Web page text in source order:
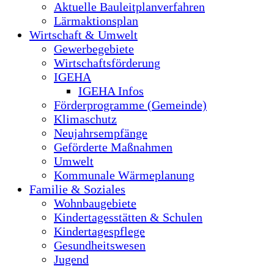
Aktuelle Bauleitplanverfahren
Lärmaktionsplan
Wirtschaft & Umwelt
Gewerbegebiete
Wirtschaftsförderung
IGEHA
IGEHA Infos
Förderprogramme (Gemeinde)
Klimaschutz
Neujahrsempfänge
Geförderte Maßnahmen
Umwelt
Kommunale Wärmeplanung
Familie & Soziales
Wohnbaugebiete
Kindertagesstätten & Schulen
Kindertagespflege
Gesundheitswesen
Jugend